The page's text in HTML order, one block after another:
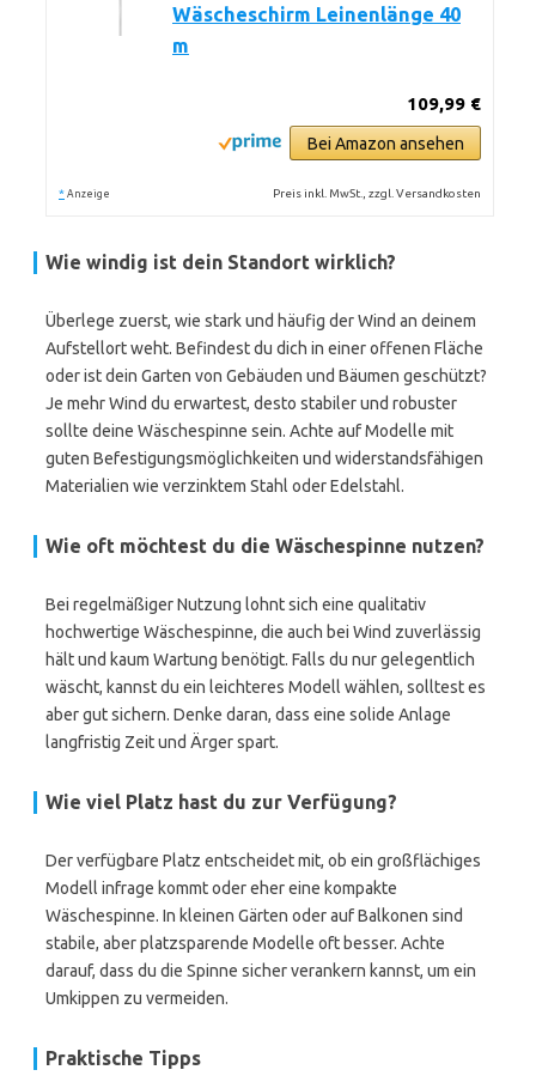
Wäscheschirm Leinenlänge 40
m
109,99 €
Bei Amazon ansehen
* Anzeige Preis inkl. MwSt., zzgl. Versandkosten
Wie windig ist dein Standort wirklich?
Überlege zuerst, wie stark und häufig der Wind an deinem
Aufstellort weht. Befindest du dich in einer offenen Fläche
oder ist dein Garten von Gebäuden und Bäumen geschützt?
Je mehr Wind du erwartest, desto stabiler und robuster
sollte deine Wäschespinne sein. Achte auf Modelle mit
guten Befestigungsmöglichkeiten und widerstandsfähigen
Materialien wie verzinktem Stahl oder Edelstahl.
Wie oft möchtest du die Wäschespinne nutzen?
Bei regelmäßiger Nutzung lohnt sich eine qualitativ
hochwertige Wäschespinne, die auch bei Wind zuverlässig
hält und kaum Wartung benötigt. Falls du nur gelegentlich
wäscht, kannst du ein leichteres Modell wählen, solltest es
aber gut sichern. Denke daran, dass eine solide Anlage
langfristig Zeit und Ärger spart.
Wie viel Platz hast du zur Verfügung?
Der verfügbare Platz entscheidet mit, ob ein großflächiges
Modell infrage kommt oder eher eine kompakte
Wäschespinne. In kleinen Gärten oder auf Balkonen sind
stabile, aber platzsparende Modelle oft besser. Achte
darauf, dass du die Spinne sicher verankern kannst, um ein
Umkippen zu vermeiden.
Praktische Tipps